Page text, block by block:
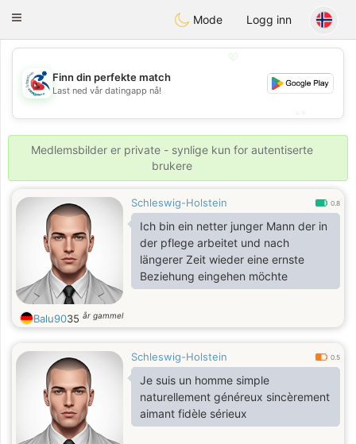
Handi Space
Toggle
Mode Logg inn
💖
💕
Finn din perfekte match
Last ned vår datingapp nå!
Medlemsbilder er private - synlige kun for autentiserte
brukere
Schleswig-Holstein 0.8
Ich bin ein netter junger Mann der in
der pflege arbeitet und nach
längerer Zeit wieder eine ernste
Beziehung eingehen möchte
Balu9035 år gammel
Schleswig-Holstein 0.5
Je suis un homme simple
naturellement généreux sincèrement
aimant fidèle sérieux